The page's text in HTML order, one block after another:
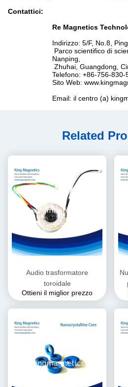
Contattici:
Re Magnetics
Indirizzo: 5/F, No.8,
Parco scientifico di
Nanping,
Zhuhai, Guangdong,
Telefono: +86-756-
Sito Web:
Email: il centro (a)
Related
Audio trasformatore
toroidale
Ottieni il miglior prezzo